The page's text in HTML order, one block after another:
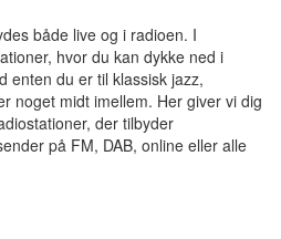
både live og i radioen. I
hvor du kan dykke ned i
enten du er til klassisk jazz,
noget midt imellem. Her giver vi dig
der tilbyder
på FM, DAB, online eller alle